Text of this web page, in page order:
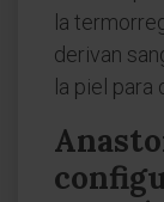
la
derivan
la piel para